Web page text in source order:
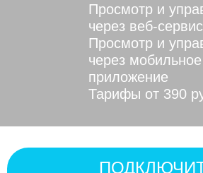
Просмотр и
через веб-сервис
Просмотр и
через мобильное
приложение
Тарифы от 390